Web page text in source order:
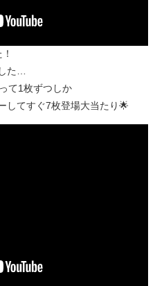
た…
て1枚ずつしか
してすぐ7枚登場大当たり🌟